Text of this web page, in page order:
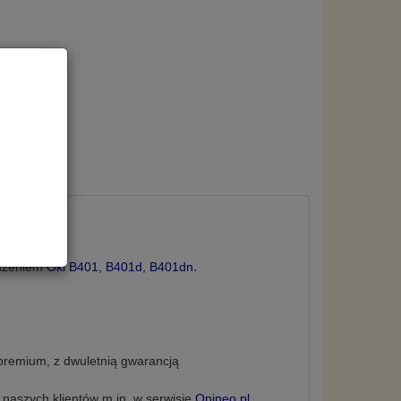
Oki B401, B401d, B401dn.
z dwuletnią gwarancją